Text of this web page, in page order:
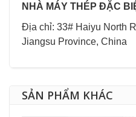
NHÀ MÁY THÉP ĐẶC
Địa chỉ: 33# Haiyu North
Jiangsu Province, China
SẢN PHẨM KHÁC